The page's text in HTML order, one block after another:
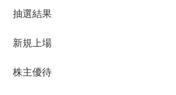
抽選結果
新規上場
株主優待